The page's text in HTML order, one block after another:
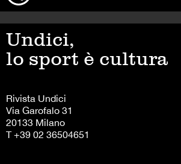
Undici,
lo sport è cultura
Rivista Undici
Via Garofalo 31
20133 Milano
T +39 02 36504651